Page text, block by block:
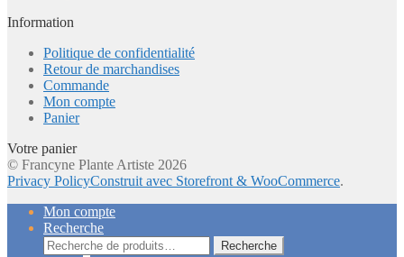
Information
Politique de confidentialité
Retour de marchandises
Commande
Mon compte
Panier
Votre panier
© Francyne Plante Artiste 2026
Privacy PolicyConstruit avec Storefront & WooCommerce.
Mon compte
Recherche
Recherche
Recherche